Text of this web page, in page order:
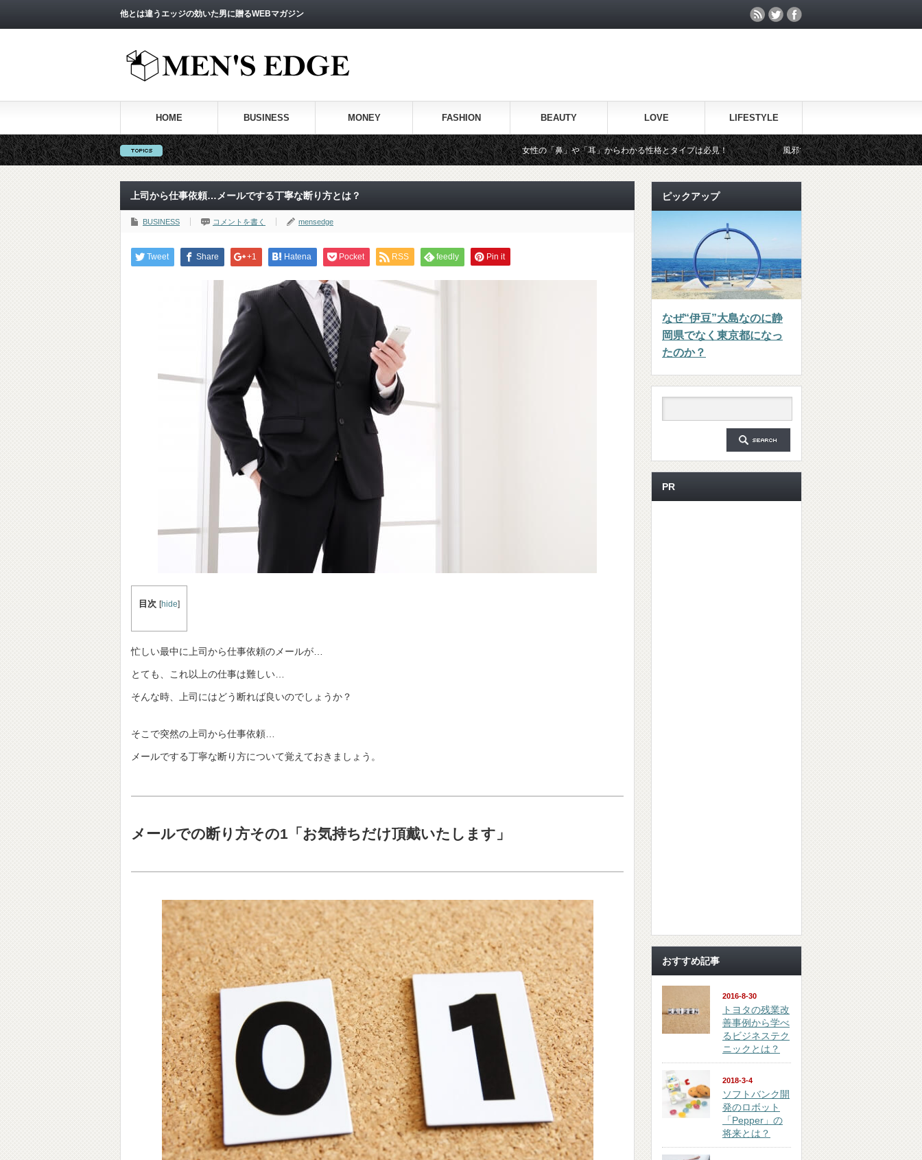
他とは違うエッジの効いた男に贈るWEBマガジン
HOME BUSINESS MONEY FASHION BEAUTY LOVE LIFESTYLE
女性の「鼻」や「耳」からわかる性格とタイプは必見！ 風邪で休んだ上司に見舞いのメールは何て送ればイイの
上司から仕事依頼…メールでする丁寧な断り方とは？
BUSINESS コメントを書く mensedge
Tweet Share +1 Hatena Pocket RSS feedly Pin it
目次 [hide]
忙しい最中に上司から仕事依頼のメールが…
とても、これ以上の仕事は難しい…
そんな時、上司にはどう断れば良いのでしょうか？
そこで突然の上司から仕事依頼…
メールでする丁寧な断り方について覚えておきましょう。
メールでの断り方その1「お気持ちだけ頂戴いたします」
ピックアップ
なぜ“伊豆”大島なのに静
岡県でなく東京都になっ
たのか？
PR
おすすめ記事
2016-8-30
トヨタの残業改
善事例から学べ
るビジネステク
ニックとは？
2018-3-4
ソフトバンク開
発のロボット
「Pepper」の
将来とは？